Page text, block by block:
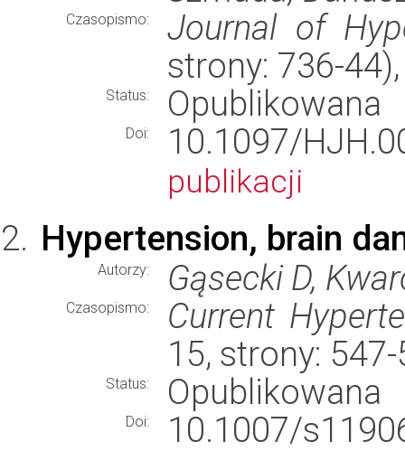
Czasopismo:
Journal of
strony: 736-
Status: Opublikowana
Doi: 10.1097/
publikacji
Hypertension, brain
Autorzy: Gąsecki D,
Czasopismo:
Current
15, strony:
Status: Opublikowana
Doi:
10.1007/